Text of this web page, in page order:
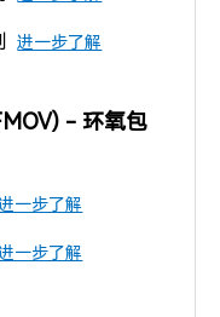
进一步了解
- 环氧包
一步了解
一步了解